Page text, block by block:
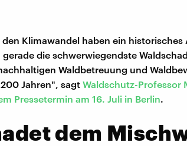
Klimawandel haben ein historisches
die schwerwiegendste
Waldbetreuung und
Jahren", sagt Waldschutz-Professor
Pressetermin am 16. Juli in Berlin.
dem